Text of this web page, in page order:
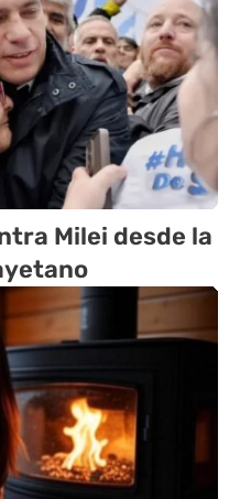
Milei desde la